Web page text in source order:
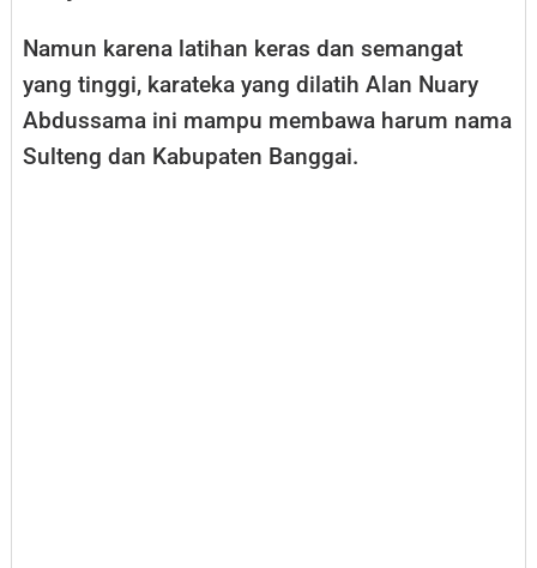
Namun karena latihan keras dan semangat
yang tinggi, karateka yang dilatih Alan Nuary
Abdussama ini mampu membawa harum nama
Sulteng dan Kabupaten Banggai.